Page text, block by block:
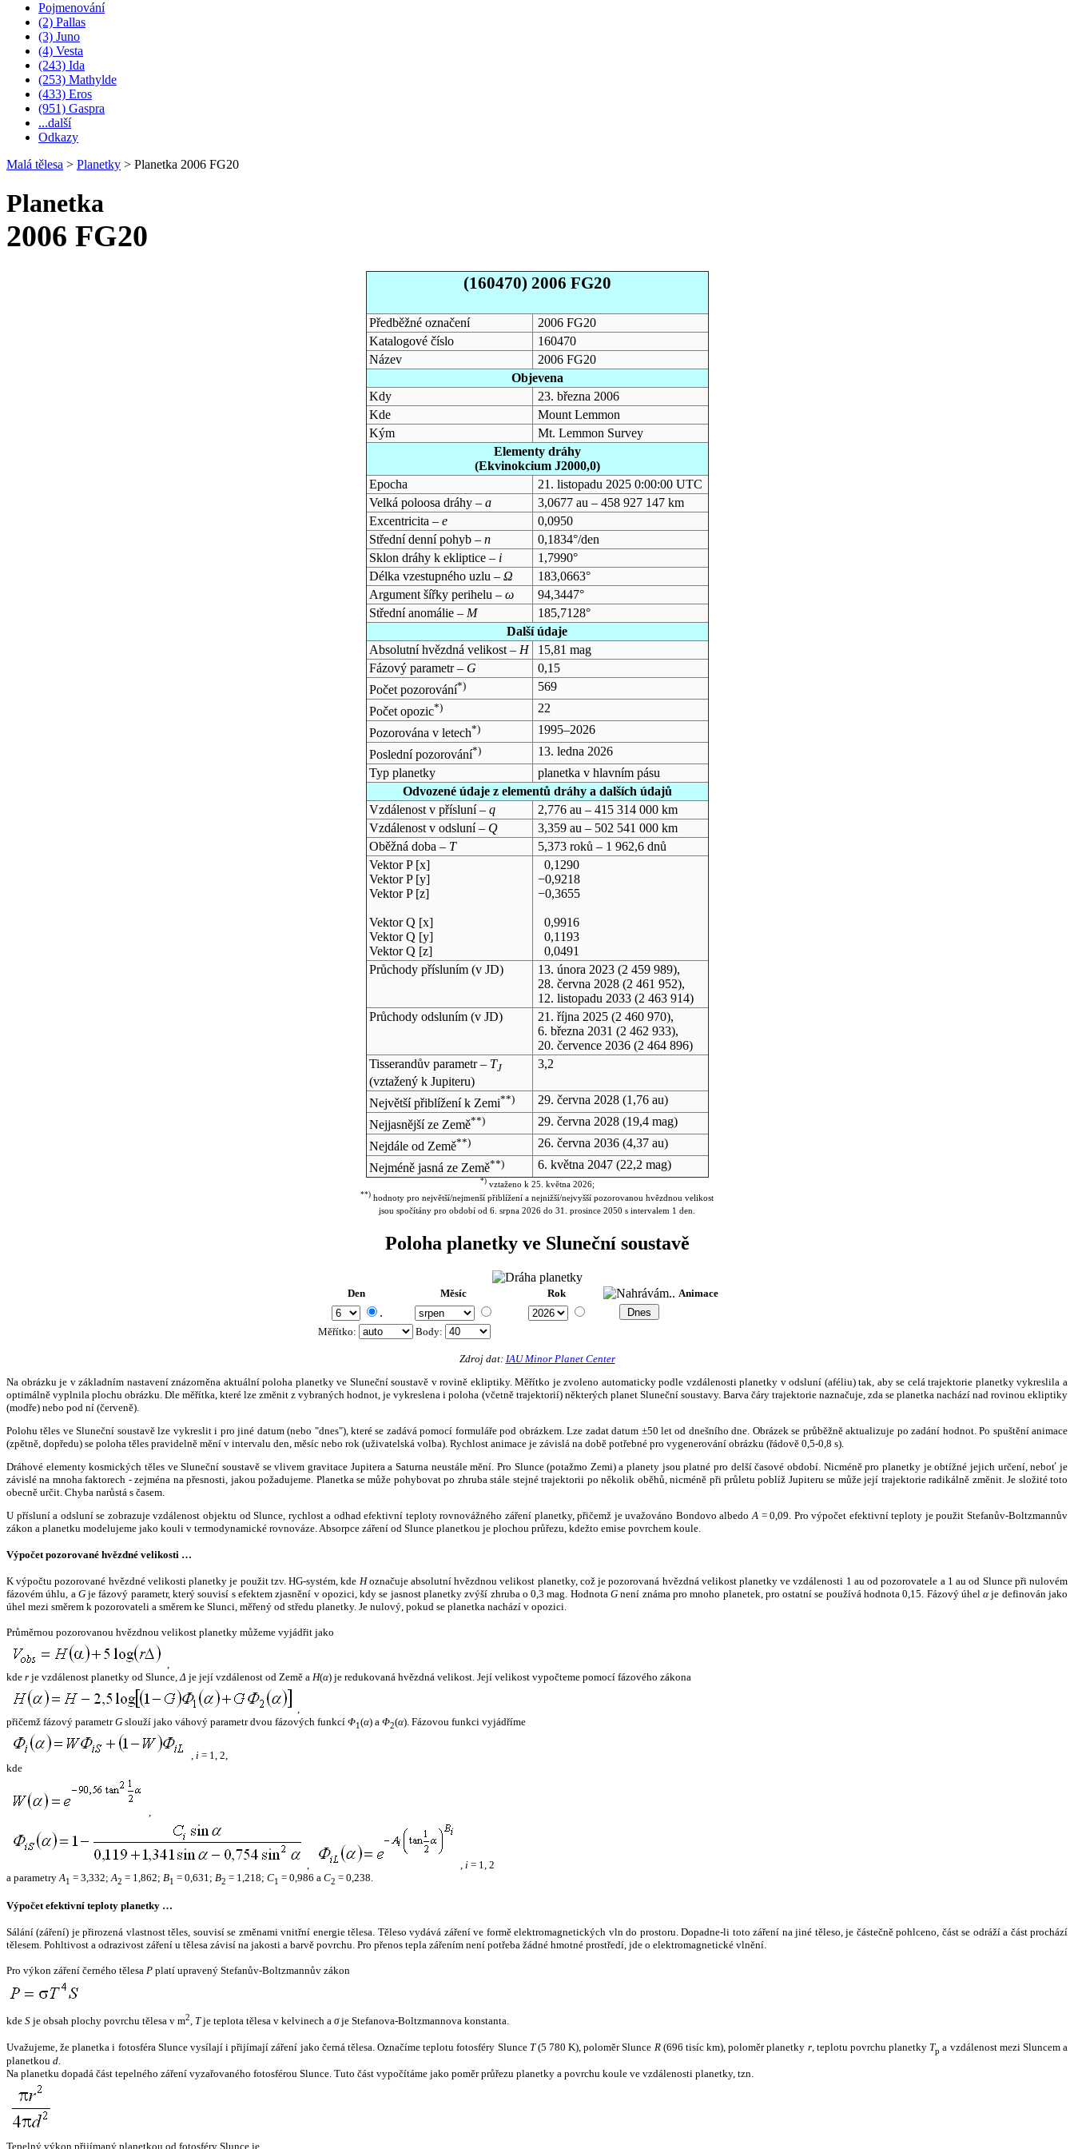
Pojmenování
(2) Pallas
(3) Juno
(4) Vesta
(243) Ida
(253) Mathylde
(433) Eros
(951) Gaspra
...další
Odkazy
Malá tělesa > Planetky > Planetka 2006 FG20
Planetka
2006 FG20
(160470) 2006 FG20
Předběžné označení
2006 FG20
Katalogové číslo
160470
Název
2006 FG20
Objevena
Kdy
23. března 2006
Kde
Mount Lemmon
Kým
Mt. Lemmon Survey
Elementy dráhy
(Ekvinokcium J2000,0)
Epocha
21. listopadu 2025 0:00:00 UTC
Velká poloosa dráhy – a
3,0677 au – 458 927 147 km
Excentricita – e
0,0950
Střední denní pohyb – n
0,1834°/den
Sklon dráhy k ekliptice – i
1,7990°
Délka vzestupného uzlu – Ω
183,0663°
Argument šířky perihelu – ω
94,3447°
Střední anomálie – M
185,7128°
Další údaje
Absolutní hvězdná velikost – H
15,81 mag
Fázový parametr – G
0,15
Počet pozorování*)
569
Počet opozic*)
22
Pozorována v letech*)
1995–2026
Poslední pozorování*)
13. ledna 2026
Typ planetky
planetka v hlavním pásu
Odvozené údaje z elementů dráhy a dalších údajů
Vzdálenost v přísluní – q
2,776 au – 415 314 000 km
Vzdálenost v odsluní – Q
3,359 au – 502 541 000 km
Oběžná doba – T
5,373 roků – 1 962,6 dnů
Vektor P [x]
Vektor P [y]
Vektor P [z]
Vektor Q [x]
Vektor Q [y]
Vektor Q [z]
0,1290
−0,9218
−0,3655
0,9916
0,1193
0,0491
Průchody přísluním (v JD) 13. února 2023(2 459 989),
28. června 2028(2 461 952),
12. listopadu 2033(2 463 914)
Průchody odsluním (v JD) 21. října 2025(2 460 970),
6. března 2031 (2 462 933),
20. července 2036(2 464 896)
Tisserandův parametr – TJ
(vztažený k Jupiteru)
3,2
Největší přiblížení k Zemi**) 29. června 2028(1,76 au)
Nejjasnější ze Země**) 29. června 2028(19,4 mag)
Nejdále od Země**) 26. června 2036(4,37 au)
Nejméně jasná ze Země**) 6. května 2047(22,2 mag)
*)vztaženo k 25. května 2026;
**) hodnoty pro největší/nejmenší přiblížení a nejnižší/nejvyšší pozorovanou hvězdnou velikost
jsou spočítány pro období od 6. srpna 2026 do 31. prosince 2050 s intervalem 1 den.
Poloha planetky ve Sluneční soustavě
Den Měsíc Rok Animace
.
Měřítko: Body:
Zdroj dat: IAU Minor Planet Center
Na obrázku je v základním nastavení znázorněna aktuální poloha planetky ve Sluneční soustavě v rovině ekliptiky. Měřítko je zvoleno automaticky podle vzdálenosti planetky v odsluní (aféliu) tak, aby se celá trajektorie planetky vykreslila a
optimálně vyplnila plochu obrázku. Dle měřítka, které lze změnit z vybraných hodnot, je vykreslena i poloha (včetně trajektorií) některých planet Sluneční soustavy. Barva čáry trajektorie naznačuje, zda se planetka nachází nad rovinou ekliptiky
(modře) nebo pod ní (červeně).
Polohu těles ve Sluneční soustavě lze vykreslit i pro jiné datum (nebo "dnes"), které se zadává pomocí formuláře pod obrázkem. Lze zadat datum ±50 let od dnešního dne. Obrázek se průběžně aktualizuje po zadání hodnot. Po spuštění animace
(zpětně, dopředu) se poloha těles pravidelně mění v intervalu den, měsíc nebo rok (uživatelská volba). Rychlost animace je závislá na době potřebné pro vygenerování obrázku (řádově 0,5-0,8 s).
Dráhové elementy kosmických těles ve Sluneční soustavě se vlivem gravitace Jupitera a Saturna neustále mění. Pro Slunce (potažmo Zemi) a planety jsou platné pro delší časové období. Nicméně pro planetky je obtížné jejich určení, neboť je
závislé na mnoha faktorech - zejména na přesnosti, jakou požadujeme. Planetka se může pohybovat po zhruba stále stejné trajektorii po několik oběhů, nicméně při průletu poblíž Jupiteru se může její trajektorie radikálně změnit. Je složité toto
obecně určit. Chyba narůstá s časem.
U přísluní a odsluní se zobrazuje vzdálenost objektu od Slunce, rychlost a odhad efektivní teploty rovnovážného záření planetky, přičemž je uvažováno Bondovo albedo A = 0,09. Pro výpočet efektivní teploty je použit Stefanův-Boltzmannův
zákon a planetku modelujeme jako kouli v termodynamické rovnováze. Absorpce záření od Slunce planetkou je plochou průřezu, kdežto emise povrchem koule.
Výpočet pozorované hvězdné velikosti …
K výpočtu pozorované hvězdné velikosti planetky je použit tzv. HG-systém, kde Hoznačuje absolutní hvězdnou velikost planetky, což je pozorovaná hvězdná velikost planetky ve vzdálenosti 1 au od pozorovatele a 1 au od Slunce při nulovém
fázovém úhlu, a Gje fázový parametr, který souvisí s efektem zjasnění v opozici, kdy se jasnost planetky zvýší zhruba o 0,3 mag. HodnotaG není známa pro mnoho planetek, pro ostatní se používá hodnota 0,15. Fázový úhelα je definován jako
úhel mezi směrem k pozorovateli a směrem ke Slunci, měřený od středu planetky. Je nulový, pokud se planetka nachází v opozici.
Průměrnou pozorovanou hvězdnou velikost planetky můžeme vyjádřit jako
,
kde r je vzdálenost planetky od Slunce,Δ je její vzdálenost od Země a H(α) je redukovaná hvězdná velikost. Její velikost vypočteme pomocí fázového zákona
,
přičemž fázový parametrG slouží jako váhový parametr dvou fázových funkcí Φ1(α) a Φ2(α). Fázovou funkci vyjádříme
, i = 1, 2,
kde
,
, , i = 1, 2
a parametryA1 = 3,332;A2 = 1,862; B1 = 0,631; B2 = 1,218; C1 = 0,986 a C2 = 0,238.
Výpočet efektivní teploty planetky …
Sálání (záření) je přirozená vlastnost těles, souvisí se změnami vnitřní energie tělesa. Těleso vydává záření ve formě elektromagnetických vln do prostoru. Dopadne-li toto záření na jiné těleso, je částečně pohlceno, část se odráží a část prochází
tělesem. Pohltivost a odrazivost záření u tělesa závisí na jakosti a barvě povrchu. Pro přenos tepla zářením není potřeba žádné hmotné prostředí, jde o elektromagnetické vlnění.
Pro výkon záření černého tělesa P platí upravený Stefanův-Boltzmannův zákon
kde S je obsah plochy povrchu tělesa v m2, Tje teplota tělesa v kelvinech a σje Stefanova-Boltzmannova konstanta.
Uvažujeme, že planetka i fotosféra Slunce vysílají i přijímají záření jako černá tělesa. Označíme teplotu fotosféry Slunce T(5 780 K), poloměr Slunce R(696 tisíc km), poloměr planetky r, teplotu povrchu planetky Tp a vzdálenost mezi Sluncem a
planetkou d.
Na planetku dopadá část tepelného záření vyzařovaného fotosférou Slunce. Tuto část vypočítáme jako poměr průřezu planetky a povrchu koule ve vzdálenosti planetky, tzn.
Tepelný výkon přijímaný planetkou od fotosféry Slunce je